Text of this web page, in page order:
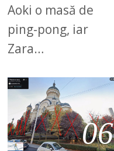
Aoki o masă de
ping-pong, iar
Zara…
06